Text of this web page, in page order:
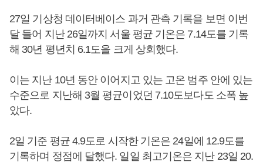
27일 기상청 데이터베이스 과거 관측 기록을 보면 이번
달 들어 지난 26일까지 서울 평균 기온은 7.14도를 기록
해 30년 평년치 6.1도을 크게 상회했다.
이는 지난 10년 동안 이어지고 있는 고온 범주 안에 있는
수준으로 지난해 3월 평균이었던 7.10도보다도 소폭 높
았다.
2일 기준 평균 4.9도로 시작한 기온은 24일에 12.9도를
기록하며 정점에 달했다. 일일 최고기온은 지난 23일 20.